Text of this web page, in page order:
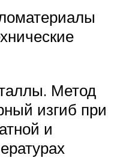
Метод
изгиб при
и